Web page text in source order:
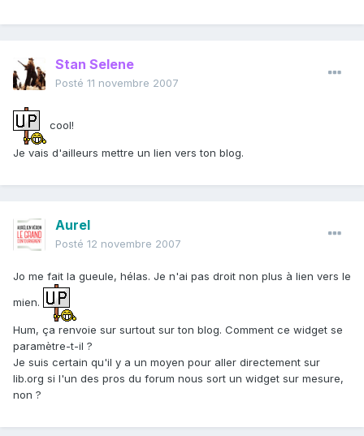
Stan Selene
Posté 11 novembre 2007
cool!
Je vais d'ailleurs mettre un lien vers ton blog.
Aurel
Posté 12 novembre 2007
Jo me fait la gueule, hélas. Je n'ai pas droit non plus à lien vers le
mien.
Hum, ça renvoie sur surtout sur ton blog. Comment ce widget se
paramètre-t-il ?
Je suis certain qu'il y a un moyen pour aller directement sur
lib.org si l'un des pros du forum nous sort un widget sur mesure,
non ?